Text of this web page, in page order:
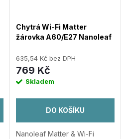
Chytrá Wi-Fi Matter
žárovka A60/E27 Nanoleaf
635,54 Kč bez DPH
769 Kč
Skladem
DO KOŠÍKU
Nanoleaf Matter & Wi-Fi